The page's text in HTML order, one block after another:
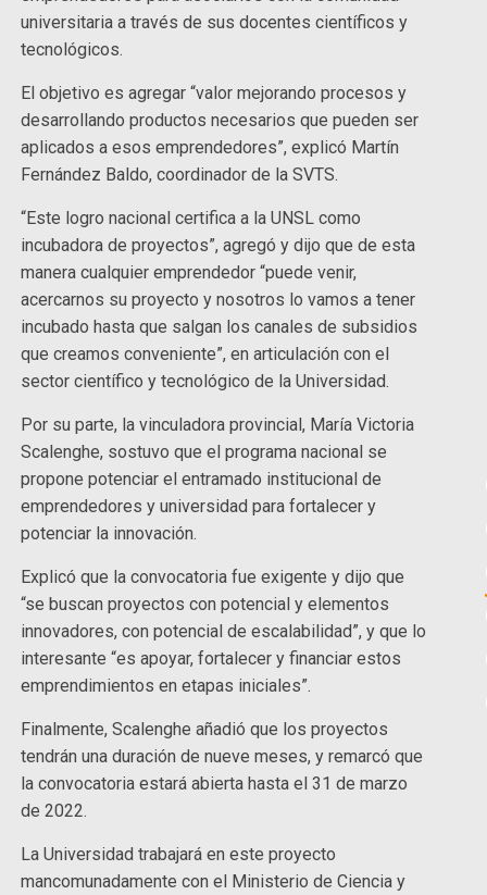
universitaria a través de sus docentes científicos y
tecnológicos.
El objetivo es agregar “valor mejorando procesos y
desarrollando productos necesarios que pueden ser
aplicados a esos emprendedores”, explicó Martín
Fernández Baldo, coordinador de la SVTS.
“Este logro nacional certifica a la UNSL como
incubadora de proyectos”, agregó y dijo que de esta
manera cualquier emprendedor “puede venir,
acercarnos su proyecto y nosotros lo vamos a tener
incubado hasta que salgan los canales de subsidios
que creamos conveniente”, en articulación con el
sector científico y tecnológico de la Universidad.
Por su parte, la vinculadora provincial, María Victoria
Scalenghe, sostuvo que el programa nacional se
propone potenciar el entramado institucional de
emprendedores y universidad para fortalecer y
potenciar la innovación.
Explicó que la convocatoria fue exigente y dijo que
“se buscan proyectos con potencial y elementos
innovadores, con potencial de escalabilidad”, y que lo
interesante “es apoyar, fortalecer y financiar estos
emprendimientos en etapas iniciales”.
Finalmente, Scalenghe añadió que los proyectos
tendrán una duración de nueve meses, y remarcó que
la convocatoria estará abierta hasta el 31 de marzo
de 2022.
La Universidad trabajará en este proyecto
mancomunadamente con el Ministerio de Ciencia y